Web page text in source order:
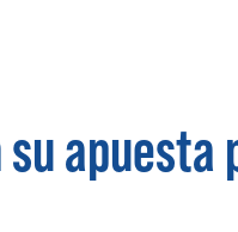
apuesta